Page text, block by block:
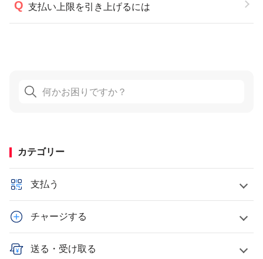
支払い上限を引き上げるには
カテゴリー
支払う
チャージする
送る・受け取る